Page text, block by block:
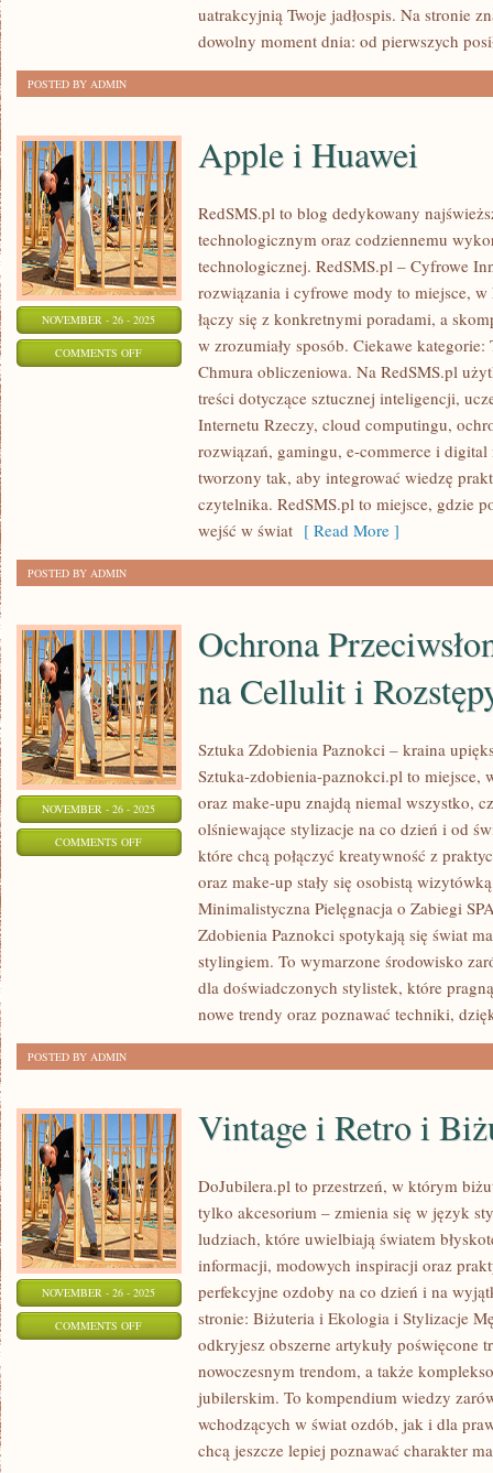
uatrakcyjnią Twoje jadłospis. Na stronie
dowolny moment dnia: od pierwszych
POSTED BY ADMIN
NOVEMBER - 26 - 2025
COMMENTS OFFON
Apple i Huawei
RedSMS.pl to blog dedykowany
technologicznym oraz codziennemu
technologicznej. RedSMS.pl – Cyfrowe
rozwiązania i cyfrowe mody to miejsce,
łączy się z konkretnymi poradami, a
w zrozumiały sposób. Ciekawe kategorie:
Chmura obliczeniowa. Na RedSMS.pl
treści dotyczące sztucznej inteligencji,
Internetu Rzeczy, cloud computingu,
rozwiązań, gamingu, e-commerce i
tworzony tak, aby integrować wiedzę
czytelnika. RedSMS.pl to miejsce, gdzie
wejść w świat [ Read More ]
POSTED BY ADMIN
NOVEMBER - 26 - 2025
COMMENTS OFFON
Ochrona
na Cellulit i
Sztuka Zdobienia Paznokci – kraina
Sztuka-zdobienia-paznokci.pl to miejsce,
oraz make-upu znajdą niemal wszystko,
olśniewające stylizacje na co dzień i od
które chcą połączyć kreatywność z
oraz make-up stały się osobistą
Minimalistyczna Pielęgnacja o Zabiegi
Zdobienia Paznokci spotykają się świat
stylingiem. To wymarzone środowisko
dla doświadczonych stylistek, które
nowe trendy oraz poznawać techniki,
POSTED BY ADMIN
NOVEMBER - 26 - 2025
COMMENTS OFFON
Vintage i Retro i
DoJubilera.pl to przestrzeń, w którym
tylko akcesorium – zmienia się w język
ludziach, które uwielbiają światem
informacji, modowych inspiracji oraz
perfekcyjne ozdoby na co dzień i na
stronie: Biżuteria i Ekologia i Stylizacje
odkryjesz obszerne artykuły poświęcone
nowoczesnym trendom, a także
jubilerskim. To kompendium wiedzy
wchodzących w świat ozdób, jak i dla
chcą jeszcze lepiej poznawać charakter